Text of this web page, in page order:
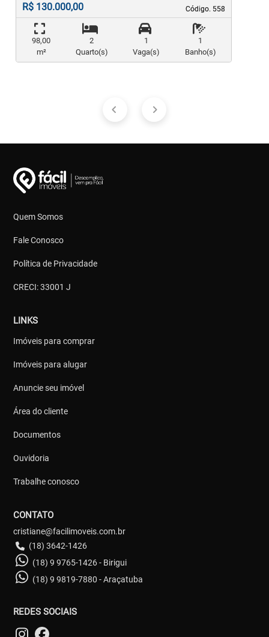
Código. 558
Código. 558
R$ 130.000,00
98,00
m²
2
Quarto(s)
1
Vaga(s)
1
Banho(s)
Quem Somos
Fale Conosco
Política de Privacidade
CRECI: 33001 J
LINKS
Imóveis para comprar
Imóveis para alugar
Anuncie seu imóvel
Área do cliente
Documentos
Ouvidoria
Trabalhe conosco
CONTATO
cristiane@facilimoveis.com.br
(18) 3642-1426
(18) 9 9765-1426 - Birigui
(18) 9 9819-7880 - Araçatuba
REDES SOCIAIS